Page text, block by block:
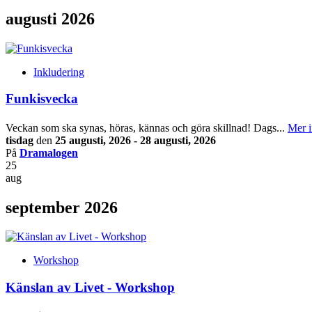
augusti 2026
Inkludering
Funkisvecka
Veckan som ska synas, höras, kännas och göra skillnad! Dags... Mer
tisdag den 25 augusti, 2026 - 28 augusti, 2026
På Dramalogen
25
aug
september 2026
Workshop
Känslan av Livet - Workshop